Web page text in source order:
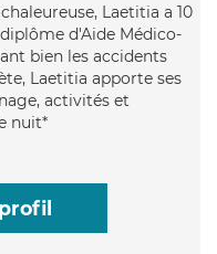
Laetitia a 10
d'Aide Médico-
bien les accidents
Laetitia apporte ses
activités et
nuit*